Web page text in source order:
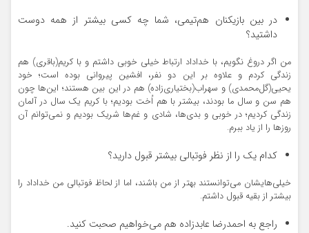
در بین بازیکنان هم‌تیمی، شما چه کسی بیشتر از همه دوست
داشتید؟
من اگر دروغ نگویم، با خداداد ارتباط خیلی خوبی داشتم و با کریم(باقری) هم
زندگی کردم و علاوه بر این دو نفر، افشین پیروانی بوده است؛ خود
یحیی(گل‌محمدی) و سهراب(بختیاری‌زاده) هم در این بین هستند؛ این‌ها چون
هم سن و سال ما بودند، بیشتر با هم اُخت بودیم؛ با کریم یک سال در آلمان
زندگی کردیم؛ در خوبی و بدی‌ها، شادی و غم‌ها شریک بودیم و نمی‌توانم آن
روزها را از یاد ببرم.
کدام یک را از نظر فوتبالی بیشتر قبول دارید؟
خیلی‌هایشان می‌توانستند بهتر از من باشند، اما از لحاظ فوتبالی من خداداد را
بیشتر از بقیه قبول داشتم.
راجع به احمدرضا عابدزاده هم می‌خواهیم صحبت کنید.